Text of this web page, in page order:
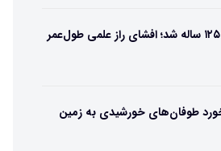
قدیمی‌ترین لامپ جهان ۱۲۵ ساله شد؛ افشای راز علمی طول‌عمر
طوفان‌های خورشیدی به زمین